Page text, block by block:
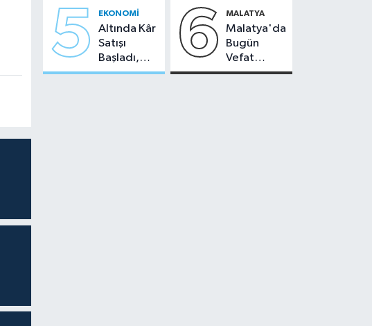
5 EKONOMI
Altında Kâr
Satışı
Başladı,
Malatya'da
6 MALATYA
Malatya'da
Bugün
Vefat
Edenler -